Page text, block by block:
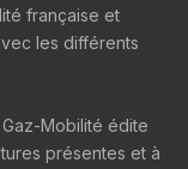
française et
les différents
Mobilité édite
présentes et à